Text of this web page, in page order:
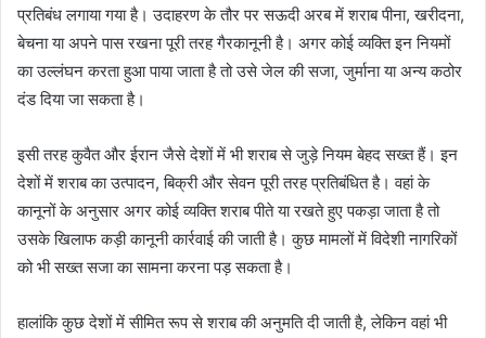
प्रतिबंध लगाया गया है। उदाहरण के तौर पर सऊदी अरब में शराब पीना, खरीदना,
बेचना या अपने पास रखना पूरी तरह गैरकानूनी है। अगर कोई व्यक्ति इन नियमों
का उल्लंघन करता हुआ पाया जाता है तो उसे जेल की सजा, जुर्माना या अन्य कठोर
दंड दिया जा सकता है।
इसी तरह कुवैत और ईरान जैसे देशों में भी शराब से जुड़े नियम बेहद सख्त हैं। इन
देशों में शराब का उत्पादन, बिक्री और सेवन पूरी तरह प्रतिबंधित है। वहां के
कानूनों के अनुसार अगर कोई व्यक्ति शराब पीते या रखते हुए पकड़ा जाता है तो
उसके खिलाफ कड़ी कानूनी कार्रवाई की जाती है। कुछ मामलों में विदेशी नागरिकों
को भी सख्त सजा का सामना करना पड़ सकता है।
हालांकि कुछ देशों में सीमित रूप से शराब की अनुमति दी जाती है, लेकिन वहां भी